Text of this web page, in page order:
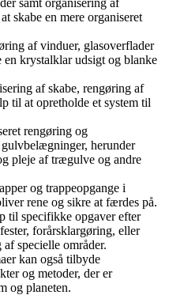
skabe en mere organiseret
af vinduer, glasoverflader
krystalklar udsigt og blanke
af skabe, rengøring af
til at opretholde et system til
rengøring og
herunder
pleje af trægulve og andre
og trappeopgange i
rene og sikre at færdes på.
til specifikke opgaver efter
forårsklargøring, eller
specielle områder.
kan også tilbyde
og metoder, der er
og planeten.